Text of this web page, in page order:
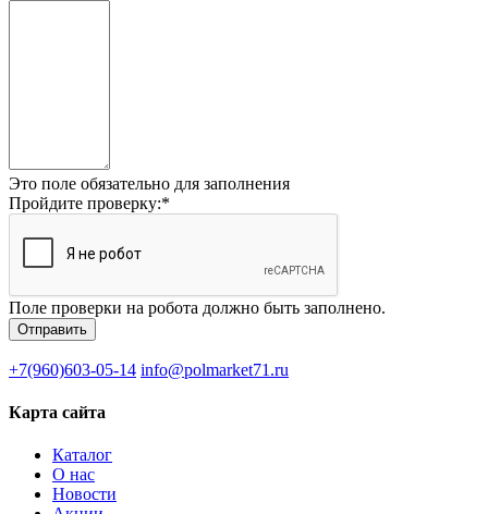
Это поле обязательно для заполнения
Пройдите проверку:*
Поле проверки на робота должно быть заполнено.
+7(960)603-05-14 info@polmarket71.ru
Карта сайта
Каталог
О нас
Новости